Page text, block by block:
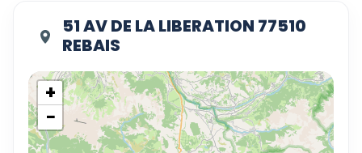
51 AV DE LA LIBERATION 77510
REBAIS
+
−